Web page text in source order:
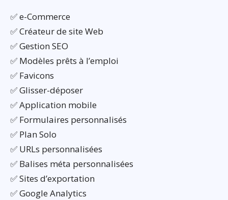
✅ e-Commerce
✅ Créateur de site Web
✅ Gestion SEO
✅ Modèles prêts à l’emploi
✅ Favicons
✅ Glisser-déposer
✅ Application mobile
✅ Formulaires personnalisés
✅ Plan Solo
✅ URLs personnalisées
✅ Balises méta personnalisées
✅ Sites d’exportation
✅ Google Analytics